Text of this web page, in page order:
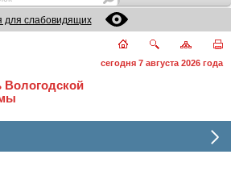
для слабовидящих
сегодня 7 августа 2026 года
Вологодской